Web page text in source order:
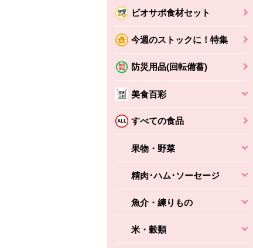
ビオサポ食材セット
今週のストックに！特集
防災用品(回転備蓄)
美食百彩
すべての食品
果物・野菜
精肉･ハム･ソーセージ
魚介・練りもの
米・穀類
ちょこっと揚げ（香
えびの風味がぶわっ！
かごへ
バルサミコ
本体2,160円 (税込2,333円)
かごへ